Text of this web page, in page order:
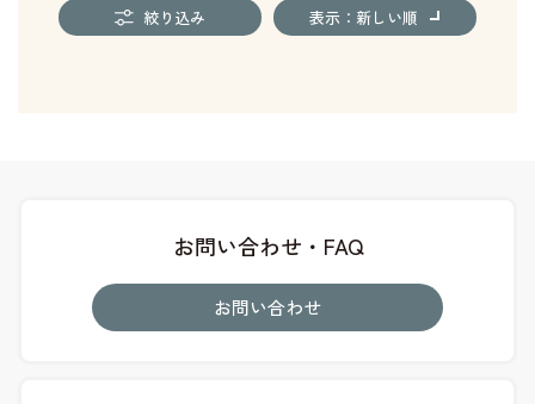
絞り込み 表示：新しい順
お問い合わせ・FAQ
お問い合わせ